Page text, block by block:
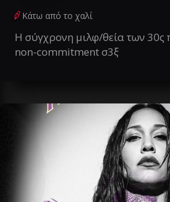
Κάτω από το χαλί
Η σύγχρονη μιλφ/θεία των 30ς
non-commitment σ3ξ